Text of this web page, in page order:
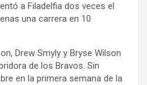
a Filadelfia dos veces el
una carrera en 10
Drew Smyly y Bryse Wilson
de los Bravos. Sin
en la primera semana de la